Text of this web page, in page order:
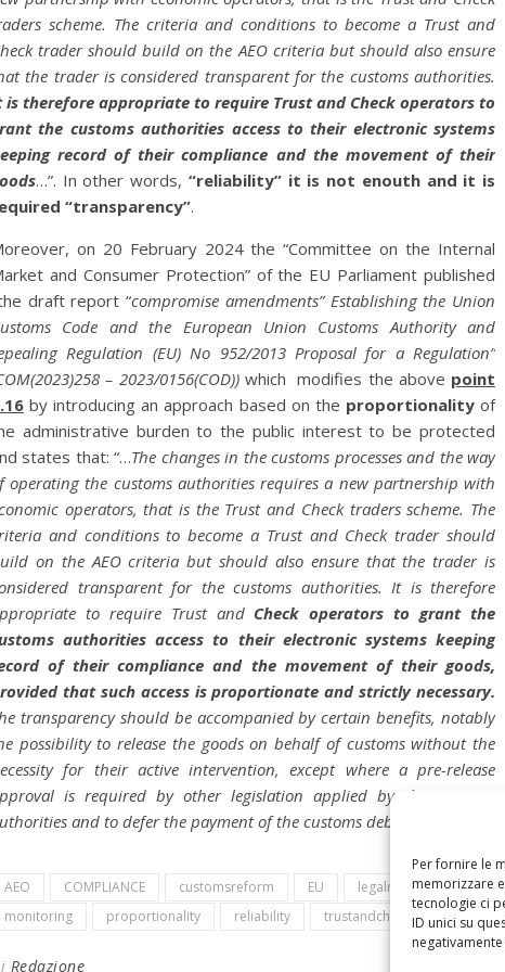
Per fornire le
memorizzare
tecnologie ci
ID unici su
scheme. The criteria and conditions to become a Trust and
trader should build on the AEO criteria but should also ensure
the trader is considered transparent for the customs authorities.
is therefore appropriate to require Trust and Check operators to
the customs authorities access to their electronic systems
record of their compliance and the movement of their
…”. In other words, “reliability” it is not enouth and it is
“transparency”.
on 20 February 2024 the “Committee on the Internal
and Consumer Protection” of the EU Parliament published
draft report “compromise amendments” Establishing the Union
Code and the European Union Customs Authority and
Regulation (EU) No 952/2013 Proposal for a Regulation”
– 2023/0156(COD))which modifies the above point
by introducing an approach based on the proportionalityof
administrative burden to the public interest to be protected
states that: “…The changes in the customs processes and the way
operating the customs authorities requires a new partnership with
operators, that is the Trust and Check traders scheme. The
and conditions to become a Trust and Check trader should
on the AEO criteria but should also ensure that the trader is
transparent for the customs authorities. It is therefore
to require Trust and Check operators to grant the
authorities access to their electronic systems keeping
of their compliance and the movement of their goods,
that such access is proportionate and strictly necessary.
transparency should be accompanied by certain benefits, notably
possibility to release the goods on behalf of customs without the
for their active intervention, except where a pre-release
is required by other legislation applied by the customs
and to defer the payment of the customs debt
AEO COMPLIANCE customsreform EU
legalnature
monitoring
proportionality reliability trustandchecktrader
Redazione